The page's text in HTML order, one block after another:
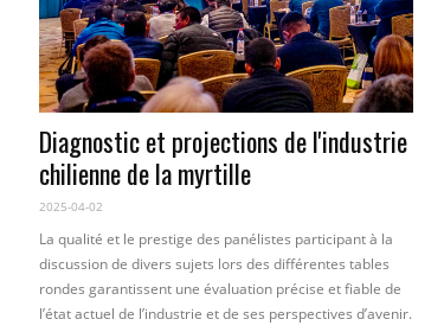
Diagnostic et projections de l'industrie
chilienne de la myrtille
2025-04-02
La qualité et le prestige des panélistes participant à la
discussion de divers sujets lors des différentes tables
rondes garantissent une évaluation précise et fiable de
l’état actuel de l’industrie et de ses perspectives d’avenir.